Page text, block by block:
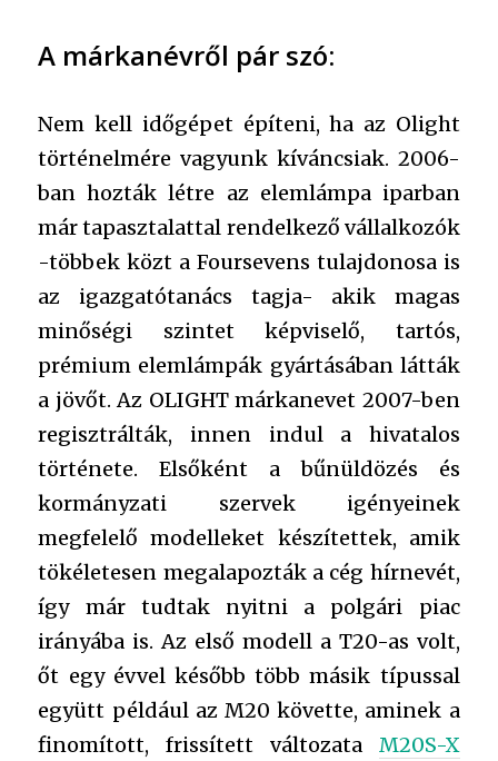
A márkanévről pár szó:
Nem kell időgépet építeni, ha az Olight
történelmére vagyunk kíváncsiak. 2006-
ban hozták létre az elemlámpa iparban
már tapasztalattal rendelkező vállalkozók
-többek közt a Foursevens tulajdonosa is
az igazgatótanács tagja- akik magas
minőségi szintet képviselő, tartós,
prémium elemlámpák gyártásában látták
a jövőt. Az OLIGHT márkanevet 2007-ben
regisztrálták, innen indul a hivatalos
története. Elsőként a bűnüldözés és
kormányzati szervek igényeinek
megfelelő modelleket készítettek, amik
tökéletesen megalapozták a cég hírnevét,
így már tudtak nyitni a polgári piac
irányába is. Az első modell a T20-as volt,
őt egy évvel később több másik típussal
együtt például az M20 követte, aminek a
finomított, frissített változata M20S-X